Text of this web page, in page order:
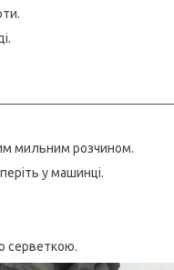
мильним розчином.
у машинці.
серветкою.